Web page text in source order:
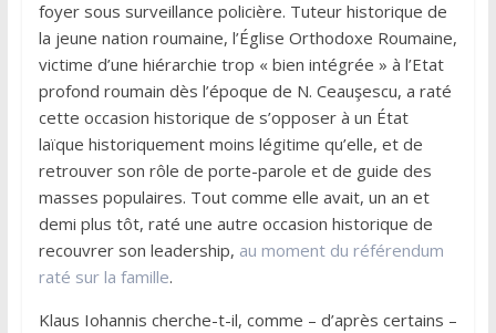
foyer sous surveillance policière. Tuteur historique de
la jeune nation roumaine, l’Église Orthodoxe Roumaine,
victime d’une hiérarchie trop « bien intégrée » à l’Etat
profond roumain dès l’époque de N. Ceauşescu, a raté
cette occasion historique de s’opposer à un État
laïque historiquement moins légitime qu’elle, et de
retrouver son rôle de porte-parole et de guide des
masses populaires. Tout comme elle avait, un an et
demi plus tôt, raté une autre occasion historique de
recouvrer son leadership, au moment du référendum
raté sur la famille.
Klaus Iohannis cherche-t-il, comme – d’après certains –